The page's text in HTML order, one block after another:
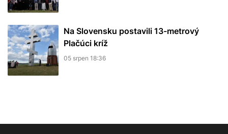
Na Slovensku postavili 13-metrový
Plačúci kríž
05 srpen 18:36